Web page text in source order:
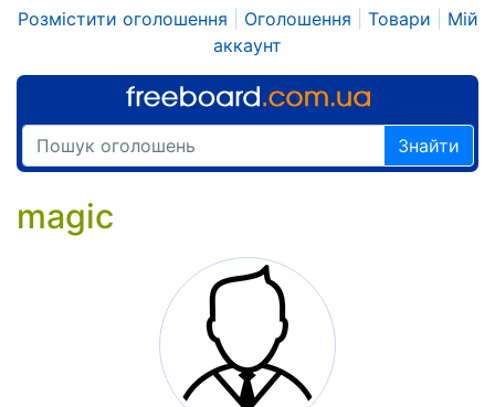
Розмістити оголошення Оголошення Товари
Мій
аккаунт
Знайти
magic